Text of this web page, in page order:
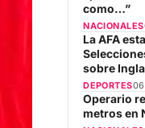
NACIONALES
La AFA
sobre
DEPORTES
Operario
metros en
NACIONALES